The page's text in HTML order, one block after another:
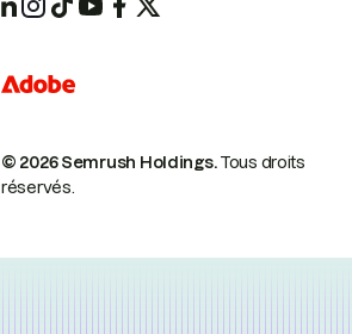
© 2026 Semrush Holdings.Tous droits
réservés.